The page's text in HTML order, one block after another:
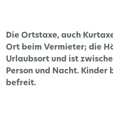
Die Ortstaxe, auch
Ort beim Vermieter; die
Urlaubsort und ist
Person und Nacht. Kinder
befreit.